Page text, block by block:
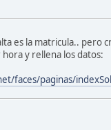
es la matricula..
y rellena los datos:
faces/paginas/